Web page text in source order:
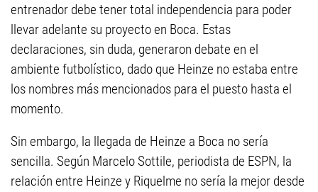
entrenador debe tener total independencia para poder
llevar adelante su proyecto en Boca. Estas
declaraciones, sin duda, generaron debate en el
ambiente futbolístico, dado que Heinze no estaba entre
los nombres más mencionados para el puesto hasta el
momento.
Sin embargo, la llegada de Heinze a Boca no sería
sencilla. Según Marcelo Sottile, periodista de ESPN, la
relación entre Heinze y Riquelme no sería la mejor desde